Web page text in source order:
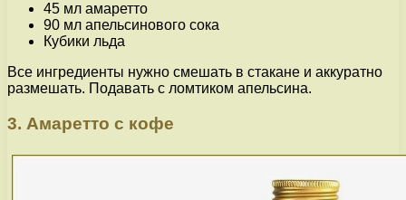
45 мл амаретто
90 мл апельсинового сока
Кубики льда
Все ингредиенты нужно смешать в стакане и аккуратно
размешать. Подавать с ломтиком апельсина.
3. Амаретто с кофе